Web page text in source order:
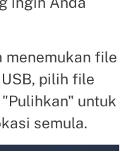
menemukan file
pilih file
untuk
semula.